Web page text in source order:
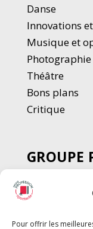
Pour offrir les
Danse
Innovations
Musique et
Photographie
Théâtre
Bons plans
Critique
GROUPE
Chèque